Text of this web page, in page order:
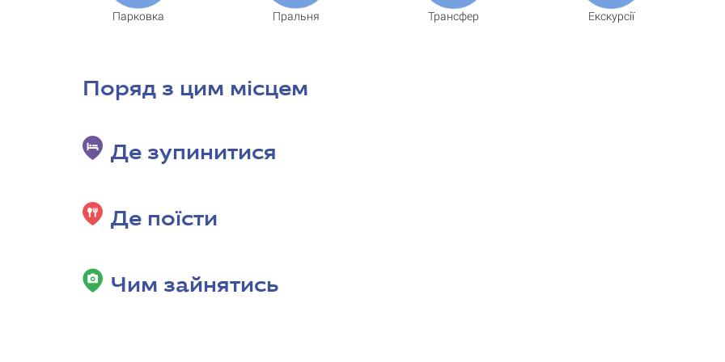
Парковка Пральня Трансфер Екскурсії
Поряд з цим місцем
Де зупинитися
Де поїсти
Чим зайнятись